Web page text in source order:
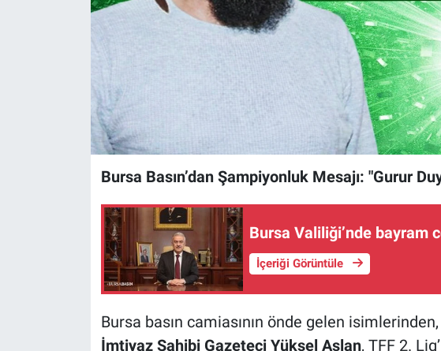
Bursa Basın’dan Şampiyonluk Mesajı: "Gurur
Bursa Valiliği’nde bayram
İçeriği Görüntüle
Bursa basın camiasının önde gelen isimlerinden,
İmtiyaz Sahibi Gazeteci Yüksel Aslan, TFF 2.
Teknoloji
Magazin
Nöbetçi Eczaneler